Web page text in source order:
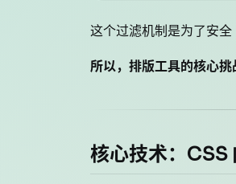
这个过滤机制是为了安全
所以，排版工具的核心挑
核心技术：CSS